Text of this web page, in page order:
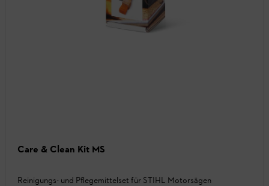
Care & Clean Kit MS
Reinigungs- und Pflegemittelset für STIHL Motorsägen